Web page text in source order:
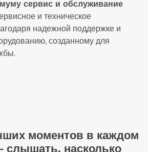
сервис и обслуживание
и техническое
надежной поддержке и
созданному для
моментов в каждом